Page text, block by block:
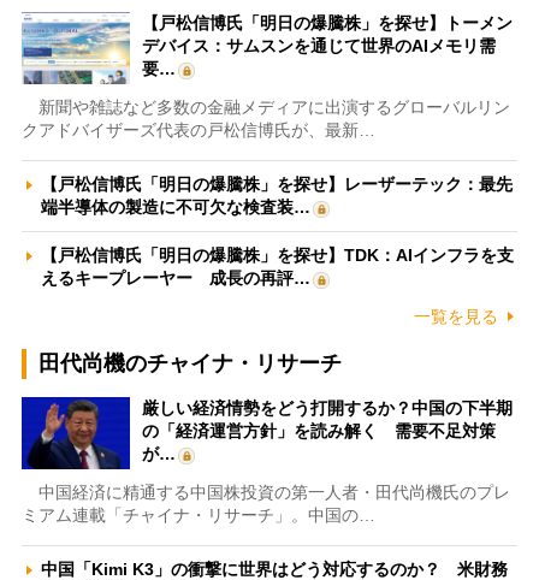
【戸松信博氏「明日の爆騰株」を探せ】トーメン
デバイス：サムスンを通じて世界のAIメモリ需
要…
新聞や雑誌など多数の金融メディアに出演するグローバルリン
クアドバイザーズ代表の戸松信博氏が、最新…
【戸松信博氏「明日の爆騰株」を探せ】レーザーテック：最先
端半導体の製造に不可欠な検査装…
【戸松信博氏「明日の爆騰株」を探せ】TDK：AIインフラを支
えるキープレーヤー 成長の再評…
一覧を見る
田代尚機のチャイナ・リサーチ
厳しい経済情勢をどう打開するか？中国の下半期
の「経済運営方針」を読み解く 需要不足対策
が…
中国経済に精通する中国株投資の第一人者・田代尚機氏のプレ
ミアム連載「チャイナ・リサーチ」。中国の…
中国「Kimi K3」の衝撃に世界はどう対応するのか？ 米財務